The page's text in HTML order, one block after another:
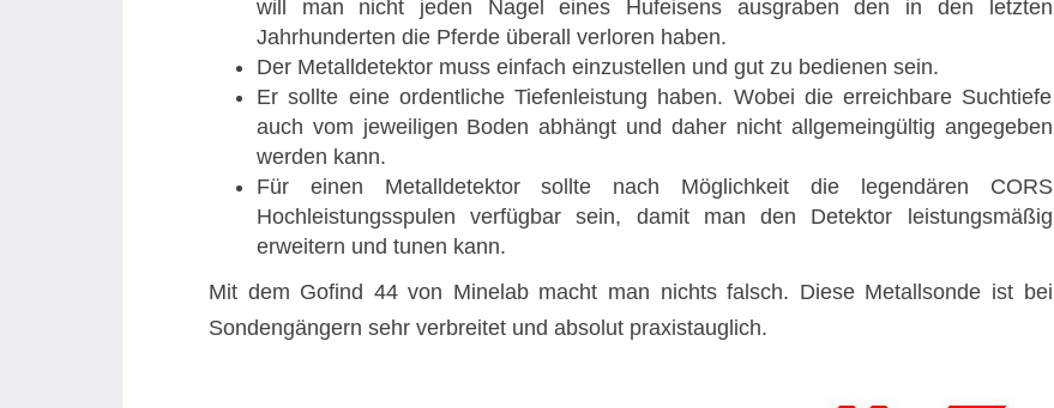
will man nicht jeden Nagel eines Hufeisens ausgraben den in den letzten
Jahrhunderten die Pferde überall verloren haben.
Der Metalldetektor muss einfach einzustellen und gut zu bedienen sein.
Er sollte eine ordentliche Tiefenleistung haben. Wobei die erreichbare Suchtiefe
auch vom jeweiligen Boden abhängt und daher nicht allgemeingültig angegeben
werden kann.
Für einen Metalldetektor sollte nach Möglichkeit die legendären CORS
Hochleistungsspulen verfügbar sein, damit man den Detektor leistungsmäßig
erweitern und tunen kann.
Mit dem Gofind 44 von Minelab macht man nichts falsch. Diese Metallsonde ist bei
Sondengängern sehr verbreitet und absolut praxistauglich.